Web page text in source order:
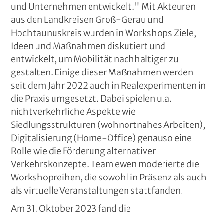
und Unternehmen entwickelt." Mit Akteuren
aus den Landkreisen Groß-Gerau und
Hochtaunuskreis wurden in Workshops Ziele,
Ideen und Maßnahmen diskutiert und
entwickelt, um Mobilität nachhaltiger zu
gestalten. Einige dieser Maßnahmen werden
seit dem Jahr 2022 auch in Realexperimenten in
die Praxis umgesetzt. Dabei spielen u.a.
nichtverkehrliche Aspekte wie
Siedlungsstrukturen (wohnortnahes Arbeiten),
Digitalisierung (Home-Office) genauso eine
Rolle wie die Förderung alternativer
Verkehrskonzepte. Team ewen moderierte die
Workshopreihen, die sowohl in Präsenz als auch
als virtuelle Veranstaltungen stattfanden.
Am 31. Oktober 2023 fand die